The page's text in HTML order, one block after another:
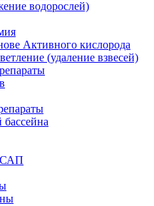
водорослей)
Активного кислорода
(удаление взвесей)
бассейна
САП